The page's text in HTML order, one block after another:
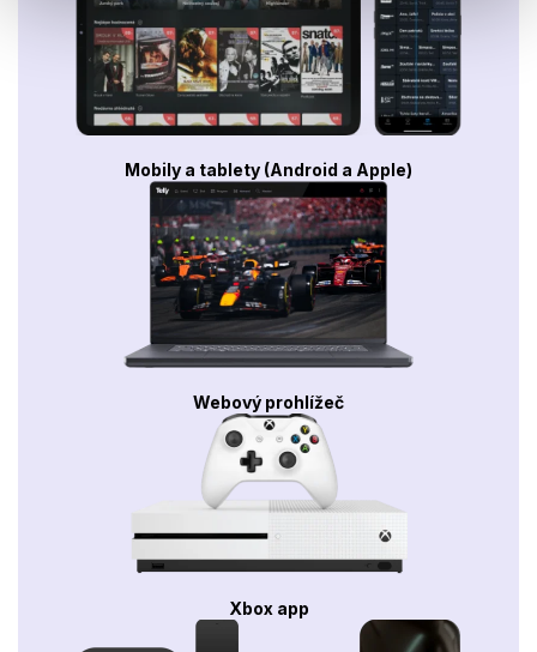
Mobily a tablety (Android a Apple)
Webový prohlížeč
Xbox app